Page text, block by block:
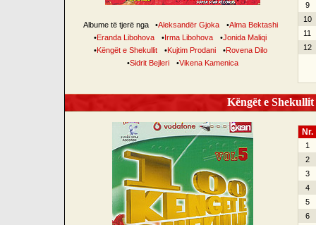
Albume të tjerë nga •Aleksandër Gjoka •Alma Bektashi
•Eranda Libohova •Irma Libohova •Jonida Maliqi
•Këngët e Shekullit •Kujtim Prodani •Rovena Dilo
•Sidrit Bejleri •Vikena Kamenica
9
10
11
12
Këngët e
Nr.
1
2
3
4
5
6